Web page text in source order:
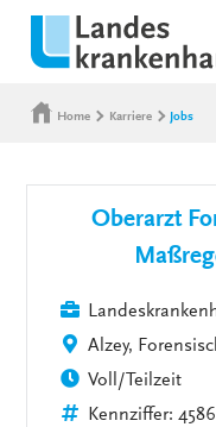
Home Karriere Jobs
Oberarzt
Alzey,
Voll/Teilzeit
Kennziffer: 4586